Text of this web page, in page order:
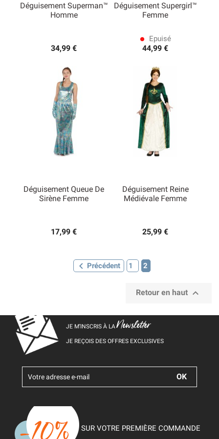
Déguisement Superman™
Homme
34,99 €
Déguisement Supergirl™
Femme
lens Epuisé
44,99 €
Déguisement Queue De
Sirène Femme
17,99 €
Déguisement Reine
Médiévale Femme
25,99 €
 Précédent 1 2
Retour en haut 
JE M’INSCRIS À LANewsletter
JE REÇOIS DES OFFRES EXCLUSIVES
SUR VOTRE PREMIÈRE COMMANDE